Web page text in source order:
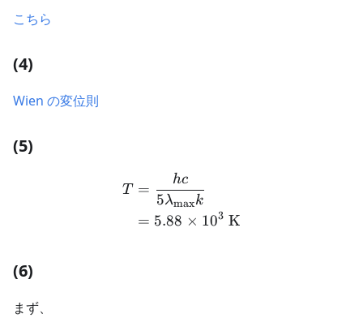
こちら
(4)
Wien の変位則
(5)
\begin{aligned} T &=
T =
5λmaxk
hc
= 5.88 × 103 K
(6)
まず、